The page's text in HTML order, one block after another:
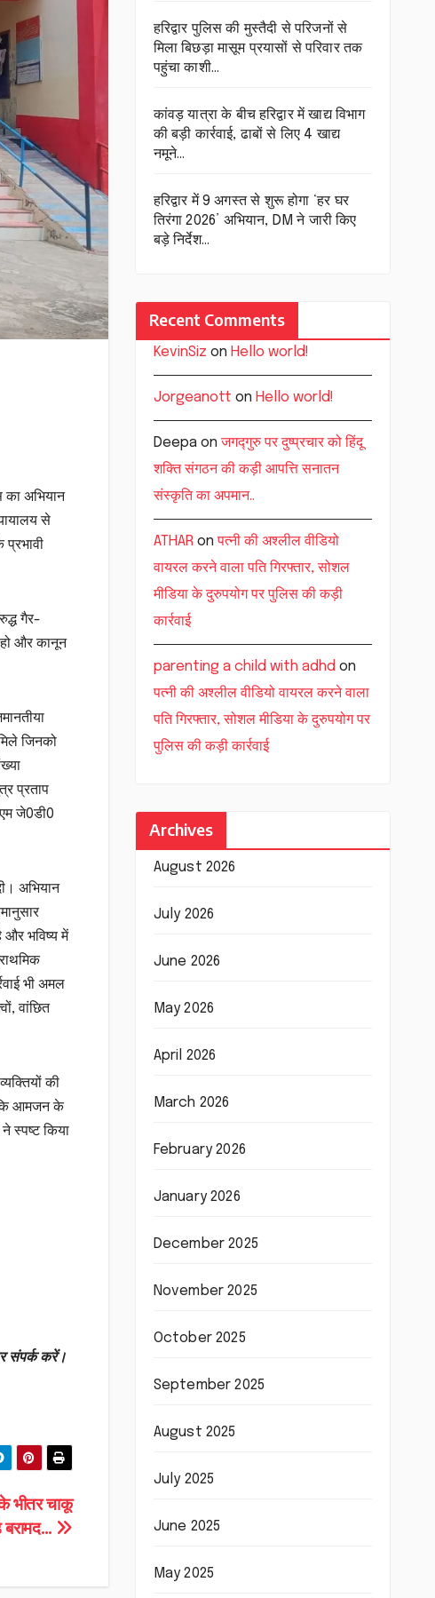
का अभियान
से
प्रभावी
गैर-
हो और कानून
जिनको
प्रताप
जे0डी0
अभियान
और भविष्य में
भी अमल
वांछित
की
कि आमजन के
स्पष्ट किया
संपर्क करें।
भीतर चाकू
हरिद्वार पुलिस की मुस्तैदी से परिजनों से
मिला बिछड़ा मासूम प्रयासों से परिवार तक
पहुंचा काशी…
कांवड़ यात्रा के बीच हरिद्वार में खाद्य विभाग
की बड़ी कार्रवाई, ढाबों से लिए 4 खाद्य
नमूने…
हरिद्वार में 9 अगस्त से शुरू होगा ‘हर घर
तिरंगा 2026’ अभियान, DM ने जारी किए
बड़े निर्देश…
Recent Comments
KevinSiz on Hello world!
Jorgeanott on Hello world!
Deepaonजगद्गुरु पर दुष्प्रचार को हिंदू
शक्ति संगठन की कड़ी आपत्ति सनातन
संस्कृति का अपमान..
ATHAR onपत्नी की अश्लील वीडियो
वायरल करने वाला पति गिरफ्तार, सोशल
मीडिया के दुरुपयोग पर पुलिस की कड़ी
कार्रवाई
parenting a child with adhd on
पत्नी की अश्लील वीडियो वायरल करने वाला
पति गिरफ्तार, सोशल मीडिया के दुरुपयोग पर
पुलिस की कड़ी कार्रवाई
Archives
August 2026
July 2026
June 2026
May 2026
April 2026
March 2026
February 2026
January 2026
December 2025
November 2025
October 2025
September 2025
August 2025
July 2025
June 2025
May 2025